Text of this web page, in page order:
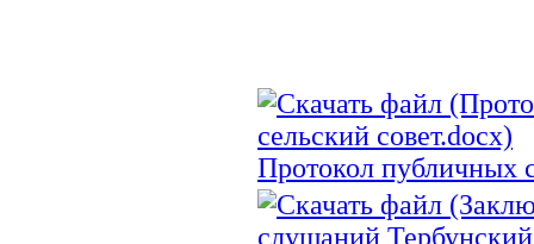
Протокол публичных